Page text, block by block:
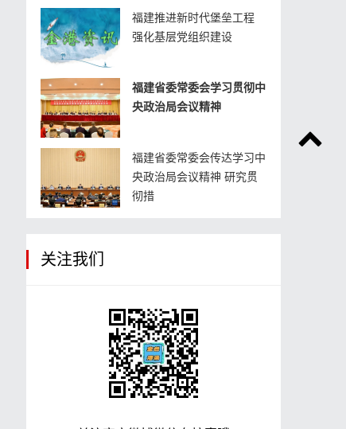
福建推进新时代堡垒工程
强化基层党组织建设
福建省委常委会学习贯彻中
央政治局会议精神
福建省委常委会传达学习中
央政治局会议精神 研究贯
彻措
关注我们